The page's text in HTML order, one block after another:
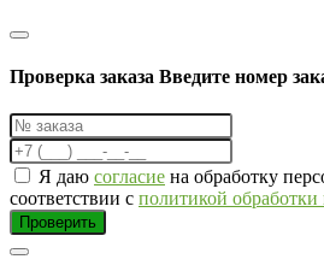
Проверка заказа Введите номер
Я даю согласие на обработку
соответствии с политикой
Проверить